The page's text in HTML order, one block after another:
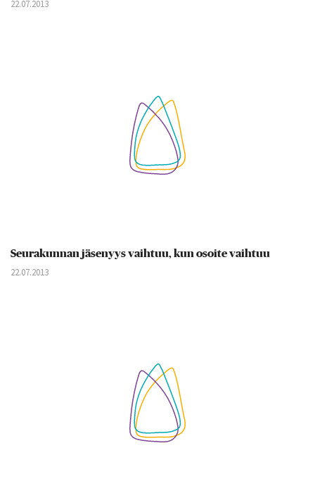
22.07.2013
Seurakunnan jäsenyys vaihtuu, kun osoite vaihtuu
22.07.2013